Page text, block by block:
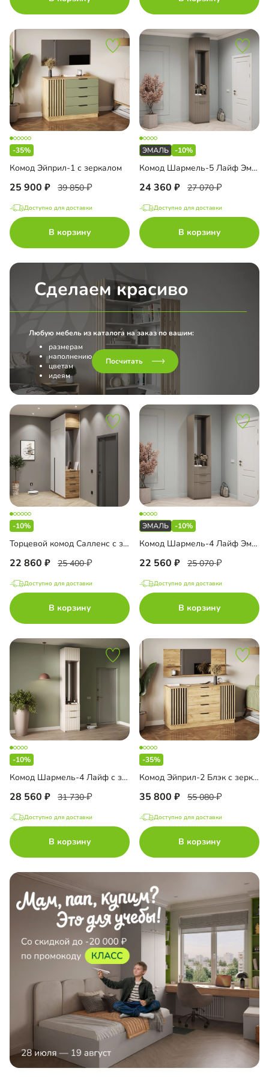
-35%
Комод Эйприл-1 с зеркалом
25 900 39 850
Доступно для доставки
В корзину
-10%
Комод Шармель-5 Лайф Эмаль с зеркалом и антресолью
24 360 27 070
Доступно для доставки
В корзину
Сделаем красиво
Любую мебель из каталога на заказ по вашим:
размерам
наполнению
цветам
идеям
Посчитать
-10%
Торцевой комод Салленс с зеркалом и антресолью
22 860 25 400
Доступно для доставки
В корзину
-10%
Комод Шармель-4 Лайф Эмаль с зеркалом
22 560 25 070
Доступно для доставки
В корзину
-10%
Комод Шармель-4 Лайф с зеркалом и антресолью
28 560 31 730
Доступно для доставки
В корзину
-35%
Комод Эйприл-2 Блэк с зеркалом
35 800 55 080
Доступно для доставки
В корзину